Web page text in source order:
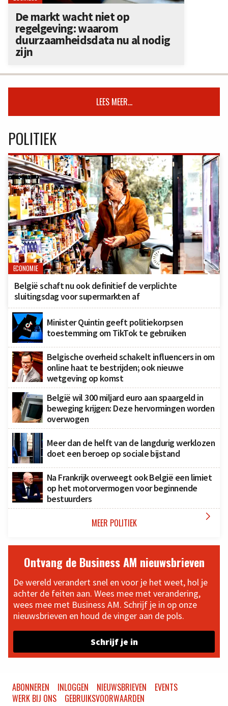
De markt wacht niet op
regelgeving: waarom
duurzaamheidsdata nu al nodig
zijn
LEES MEER...
POLITIEK
ECONOMIE
België schaft nu ook definitief de verplichte
sluitingsdag voor supermarkten af
Minister Quintin geeft politiekorpsen
toestemming om TikTok te gebruiken
Belgische overheid schakelt influencers in om
online haat te bestrijden; ook nieuwe
wetgeving op komst
België wil 300 miljard euro aan spaargeld in
beweging krijgen: Deze hervormingen worden
overwogen
Meer dan de helft van de langdurig werklozen
doet een beroep op sociale bijstand
Na Frankrijk overweegt ook België een limiet
op het motorvermogen voor beginnende
bestuurders
MEER POLITIEK 
Ontvang de Business AM nieuwsbrieven
De wereld verandert snel en voor je het weet, hol je
achter de feiten aan. Wees mee met verandering,
wees mee met Business AM. Schrijf je in op onze
nieuwsbrieven en houd de vinger aan de pols.
Schrijf je in
ABONNEREN INLOGGEN NIEUWSBRIEVEN
EVENTS
WERK BIJ ONS
GEBRUIKSVOORWAARDEN